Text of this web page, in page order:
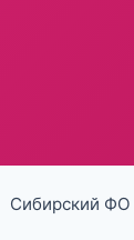
Сибирский ФО